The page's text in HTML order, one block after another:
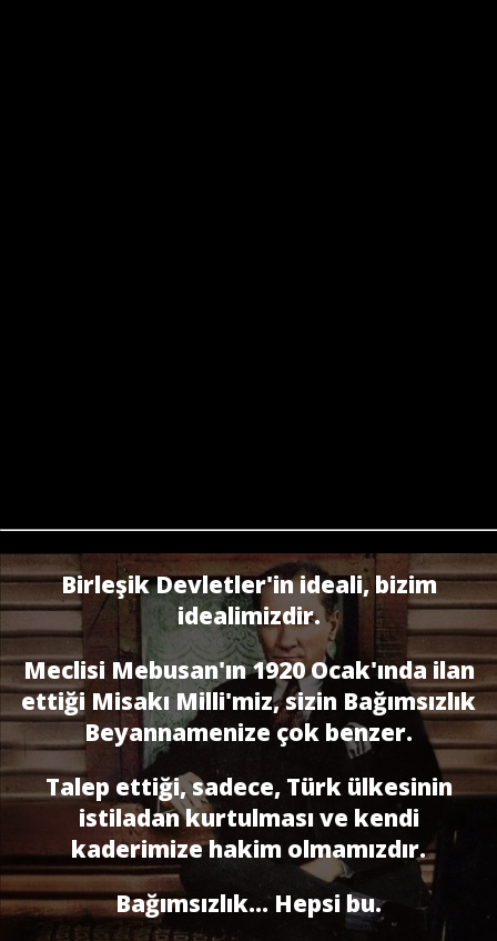
Birleşik Devletler'in ideali, bizim
idealimizdir.
Meclisi Mebusan'ın 1920 Ocak'ında ilan
ettiği Misakı Milli'miz, sizin Bağımsızlık
Beyannamenize çok benzer.
Talep ettiği, sadece, Türk ülkesinin
istiladan kurtulması ve kendi
kaderimize hakim olmamızdır.
Bağımsızlık... Hepsi bu.